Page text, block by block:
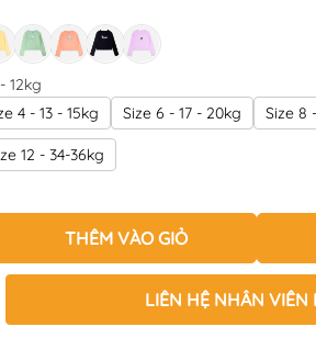
12kg
4 - 13 - 15kg Size 6 - 17 - 20kg Size 8
12 - 34-36kg
THÊM VÀO GIỎ
LIÊN HỆ NHÂN VIÊN